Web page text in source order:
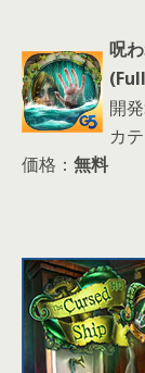
呪
開
カ
価格： 無料